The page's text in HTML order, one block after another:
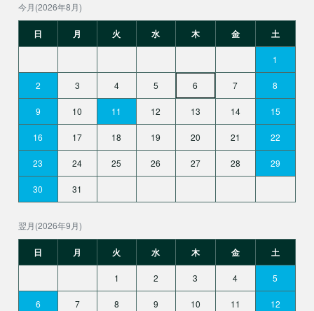
今月(2026年8月)
日 月 火 水 木 金 土
1
2 3 4 5 6 7 8
9 10 11 12 13 14 15
16 17 18 19 20 21 22
23 24 25 26 27 28 29
30 31
翌月(2026年9月)
日 月 火 水 木 金 土
1 2 3 4 5
6 7 8 9 10 11 12